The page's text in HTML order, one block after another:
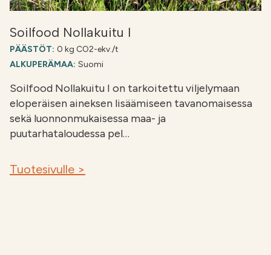
Soilfood Nollakuitu I
PÄÄSTÖT: 0 kg CO2-ekv./t
ALKUPERÄMAA: Suomi
Soilfood Nollakuitu I on tarkoitettu viljelymaan
eloperäisen aineksen lisäämiseen tavanomaisessa
sekä luonnonmukaisessa maa- ja
puutarhataloudessa pel…
Tuotesivulle >